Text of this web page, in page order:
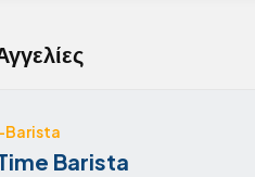
Barista
Barista